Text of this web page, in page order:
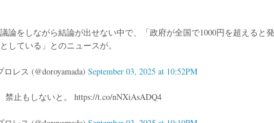
論をしながら結論が出せない中で、「政府が全国で1000円を超えると
している」とのニュースが。
レス (@doroyamada)September 03, 2025 at 10:52PM
禁止もしないと。 https://t.co/nNXiAsADQ4